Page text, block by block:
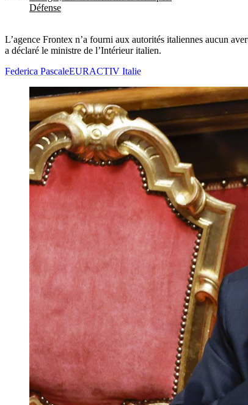
Défense
L’agence Frontex n’a fourni aux autorités italiennes aucun
a déclaré le ministre de l’Intérieur italien.
Federica PascaleEURACTIV Italie